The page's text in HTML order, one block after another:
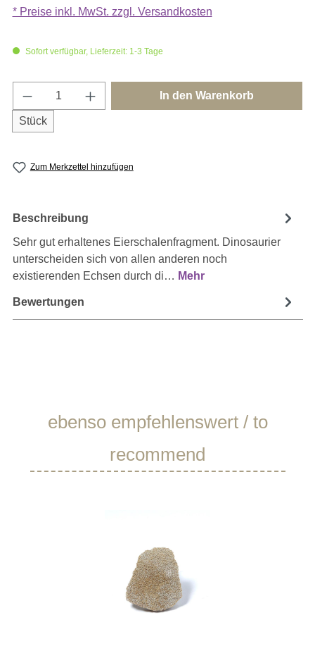
* Preise inkl. MwSt. zzgl. Versandkosten
Sofort verfügbar, Lieferzeit: 1-3 Tage
Produkt Anzahl: Gib den gewünschten
Stück
In den Warenkorb
Zum Merkzettel hinzufügen
Beschreibung
Sehr gut erhaltenes Eierschalenfragment. Dinosaurier
unterscheiden sich von allen anderen noch
existierenden Echsen durch di… Mehr
Bewertungen
Produktgalerie überspringen
ebenso empfehlenswert / to
recommend